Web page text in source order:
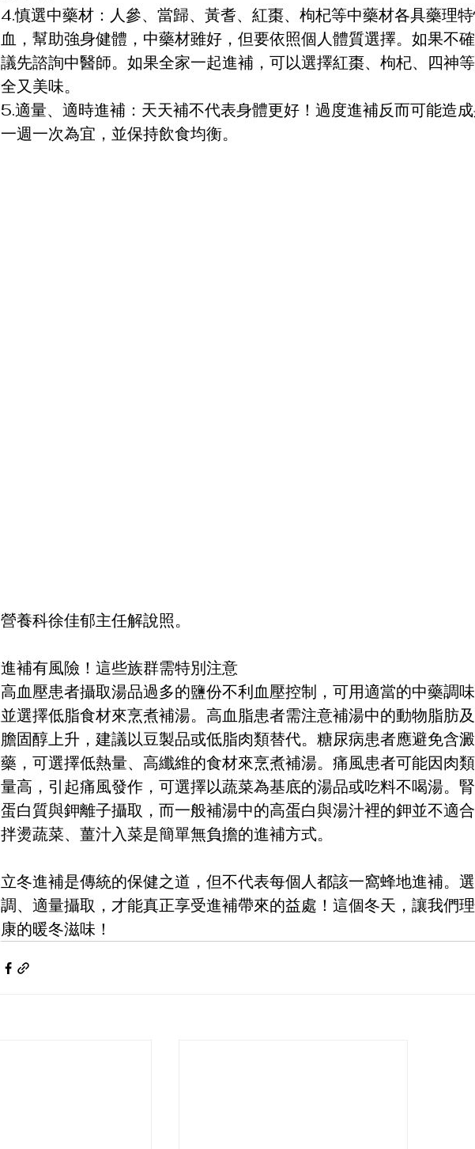
4.慎選中藥材：人參、當歸、黃耆、紅棗、枸杞等中藥材各具藥理
血，幫助強身健體，中藥材雖好，但要依照個人體質選擇。如果不
議先諮詢中醫師。如果全家一起進補，可以選擇紅棗、枸杞、四神
全又美味。
5.適量、適時進補：天天補不代表身體更好！過度進補反而可能造
一週一次為宜，並保持飲食均衡。
營養科徐佳郁主任解說照。
進補有風險！這些族群需特別注意
高血壓患者攝取湯品過多的鹽份不利血壓控制，可用適當的中藥調
並選擇低脂食材來烹煮補湯。高血脂患者需注意補湯中的動物脂肪
膽固醇上升，建議以豆製品或低脂肉類替代。糖尿病患者應避免含
藥，可選擇低熱量、高纖維的食材來烹煮補湯。痛風患者可能因肉
量高，引起痛風發作，可選擇以蔬菜為基底的湯品或吃料不喝湯。
蛋白質與鉀離子攝取，而一般補湯中的高蛋白與湯汁裡的鉀並不適
拌燙蔬菜、薑汁入菜是簡單無負擔的進補方式。
立冬進補是傳統的保健之道，但不代表每個人都該一窩蜂地進補。
調、適量攝取，才能真正享受進補帶來的益處！這個冬天，讓我們
康的暖冬滋味！